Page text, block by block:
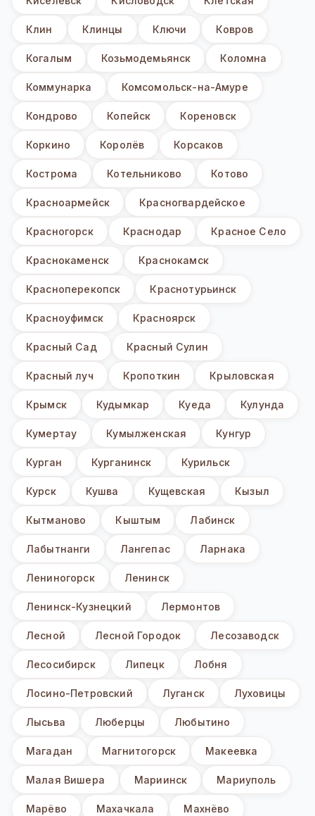
Клин Клинцы Ключи Ковров
Когалым Козьмодемьянск Коломна
Коммунарка Комсомольск-на-Амуре
Кондрово Копейск Кореновск
Коркино Королёв Корсаков
Кострома Котельниково Котово
Красноармейск Красногвардейское
Красногорск Краснодар Красное Село
Краснокаменск Краснокамск
Красноперекопск Краснотурьинск
Красноуфимск Красноярск
Красный Сад Красный Сулин
Красный луч Кропоткин Крыловская
Крымск Кудымкар Куеда Кулунда
Кумертау Кумылженская Кунгур
Курган Курганинск Курильск
Курск Кушва Кущевская Кызыл
Кытманово Кыштым Лабинск
Лабытнанги Лангепас Ларнака
Лениногорск Ленинск
Ленинск-Кузнецкий Лермонтов
Лесной Лесной Городок Лесозаводск
Лесосибирск Липецк Лобня
Лосино-Петровский Луганск Луховицы
Лысьва Люберцы Любытино
Магадан Магнитогорск Макеевка
Малая Вишера Мариинск Мариуполь
Марёво Махачкала Махнёво